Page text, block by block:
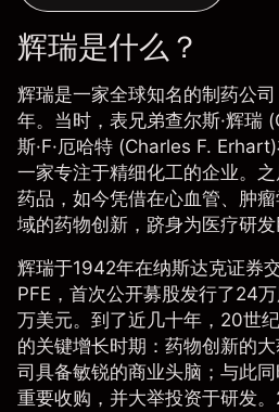
辉瑞是什么？
辉瑞是一家全球知名的制药公
年。当时，表兄弟查尔斯·辉瑞
斯·F·厄哈特 (Charles F.
一家专注于精细化工的企业。
药品，如今凭借在心血管、肿
域的药物创新，跻身为医疗研发
辉瑞于1942年在纳斯达克证券
PFE，首次公开募股发行了24
万美元。到了近几十年，20世
的关键增长时期：药物创新的
司具备敏锐的商业头脑；与此
重要收购，并大举投资于研发